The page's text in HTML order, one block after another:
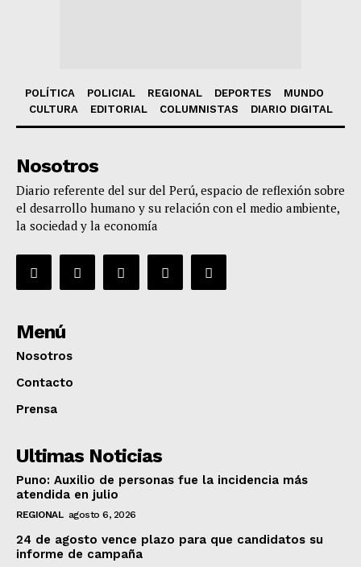
POLÍTICA POLICIAL REGIONAL DEPORTES
MUNDO
CULTURA
EDITORIAL COLUMNISTAS DIARIO DIGITAL
Nosotros
Diario referente del sur del Perú, espacio de reflexión sobre
el desarrollo humano y su relación con el medio ambiente,
la sociedad y la economía
Menú
Nosotros
Contacto
Prensa
Ultimas Noticias
Puno: Auxilio de personas fue la incidencia más
atendida en julio
REGIONAL agosto 6, 2026
24 de agosto vence plazo para que candidatos su
informe de campaña